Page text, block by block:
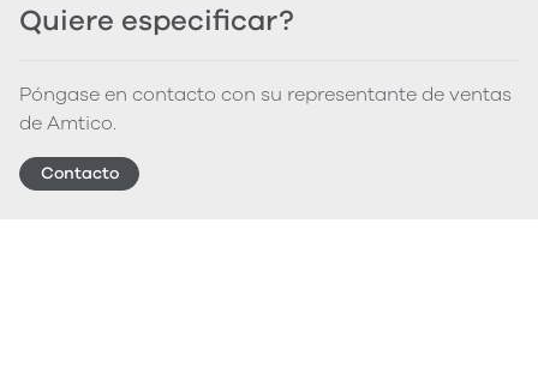
Quiere especificar?
Póngase en contacto con su representante de ventas
de Amtico.
Contacto